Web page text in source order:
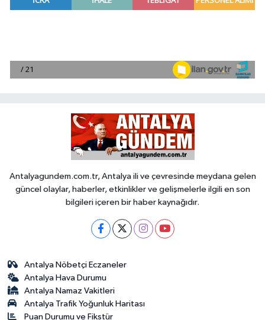
Antalyagundem.com.tr, Antalya ili ve çevresinde meydana gelen
güncel olaylar, haberler, etkinlikler ve gelişmelerle ilgili en son
bilgileri içeren bir haber kaynağıdır.
Antalya Nöbetçi Eczaneler
Antalya Hava Durumu
Antalya Namaz Vakitleri
Antalya Trafik Yoğunluk Haritası
Puan Durumu ve Fikstür